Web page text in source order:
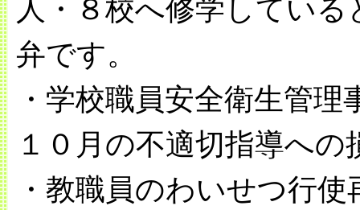
人・８校へ修学してい
弁です。
・学校職員安全衛生管
１０月の不適切指導へ
・教職員のわいせつ行